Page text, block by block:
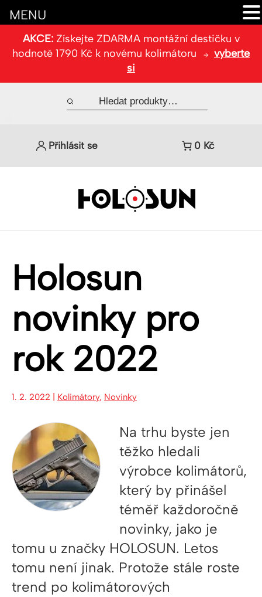
AKCE:Získejte ZDARMA montážní destičku v
hodnotě 1790 Kč k novému kolimátoru
vyberte
si
Přihlásit se 0 Kč
Holosun
novinky pro
rok 2022
1. 2. 2022 | Kolimátory, Novinky
Na trhu byste jen
těžko hledali
výrobce kolimátorů,
který by přinášel
téměř každoročně
novinky, jako je
tomu u značky HOLOSUN. Letos
tomu není jinak. Protože stále roste
trend po kolimátorových
MENU